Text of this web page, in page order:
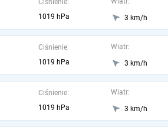
Ciśnienie:
1019 hPa
3 km/h
Ciśnienie:
1019 hPa
Wiatr:
3 km/h
Ciśnienie:
1019 hPa
Wiatr:
3 km/h